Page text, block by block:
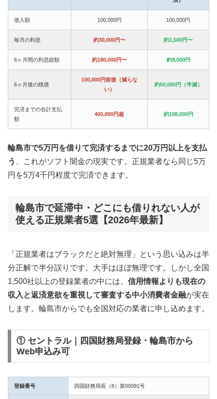
借入額 100,000円 100,000円
毎月の利息 約30,000円〜 約1,500円〜
6ヶ月間の利息総額 約180,000円〜 約9,000円
6ヶ月後の残債
100,000円前後（減らな
い）
約50,000円（半減）
完済までの合計支払
額
400,000円超 約108,000円
輪島市で5万円を借りて完済するまでに20万円以上を支払
う
、これがソフト闇金の現実です。正規業者なら同じ5万
円を5万4千円程度で完済できます。
輪島市で延滞中・どこにも借りれない人が
使える正規業者5選【2026年最新】
「正規業者はブラックだと絶対無理」という思い込みは半
分正解で半分誤りです。大手はほぼ無理です。しかし全国
1,500社以上の登録業者の中には、 信用情報よりも現在の
収入と返済意欲を重視して審査する中小消費者金融が実在
します。輪島市からでも全国対応の業者に申し込めます。
① セントラル｜四国財務局登録・輪島市から
Web申込み可
登録番号 四国財務局長（8）第00091号